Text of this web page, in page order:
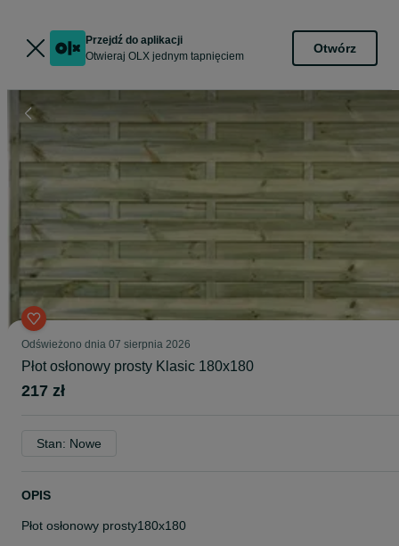
Przejdź do aplikacji
Otwieraj OLX jednym tapnięciem
Otwórz
Odświeżono dnia 07 sierpnia 2026
Płot osłonowy prosty Klasic 180x180
217 zł
Stan: Nowe
OPIS
Płot osłonowy prosty180x180